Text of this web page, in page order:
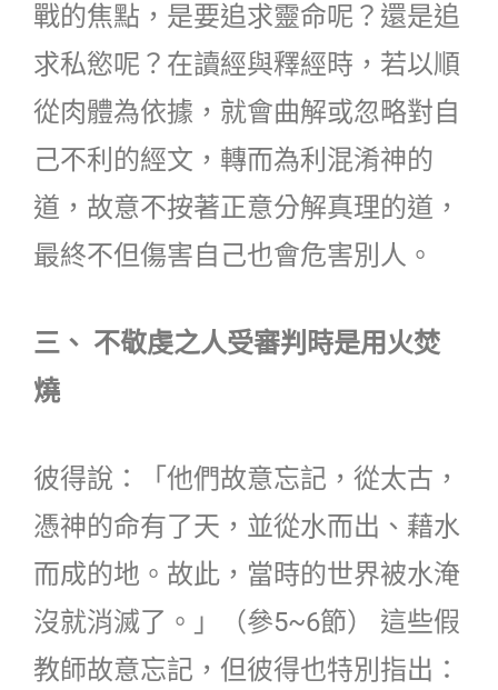
戰的焦點，是要追求靈命呢？還是追
求私慾呢？在讀經與釋經時，若以順
從肉體為依據，就會曲解或忽略對自
己不利的經文，轉而為利混淆神的
道，故意不按著正意分解真理的道，
最終不但傷害自己也會危害別人。
三、 不敬虔之人受審判時是用火焚
燒
彼得說：「他們故意忘記，從太古，
憑神的命有了天，並從水而出、藉水
而成的地。故此，當時的世界被水淹
沒就消滅了。」（參5~6節） 這些假
教師故意忘記，但彼得也特別指出：